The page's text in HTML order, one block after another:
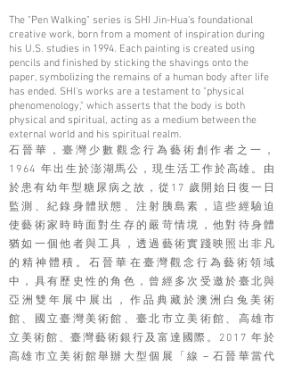
The "Pen Walking" series is SHI Jin-Hua’s foundational
creative work, born from a moment of inspiration during
his U.S. studies in 1994. Each painting is created using
pencils and finished by sticking the shavings onto the
paper, symbolizing the remains of a human body after life
has ended. SHI's works are a testament to "physical
phenomenology," which asserts that the body is both
physical and spiritual, acting as a medium between the
external world and his spiritual realm.
石晉華，臺灣少數觀念行為藝術創作者之一，
1964 年出生於澎湖馬公，現生活工作於高雄。由
於患有幼年型糖尿病之故，從17 歲開始日復一日
監測、紀錄身體狀態、注射胰島素，這些經驗迫
使藝術家時時面對生存的嚴苛情境，他對待身體
猶如一個他者與工具，透過藝術實踐映照出非凡
的精神體積。石晉華在臺灣觀念行為藝術領域
中，具有歷史性的角色，曾經多次受邀於臺北與
亞洲雙年展中展出，作品典藏於澳洲白兔美術
館、國立臺灣美術館、臺北市立美術館、高雄市
立美術館、臺灣藝術銀行及富達國際。2017 年於
高雄市立美術館舉辦大型個展「線－石晉華當代